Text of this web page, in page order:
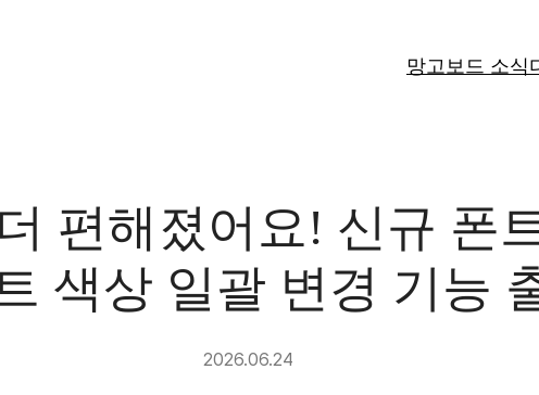
망고보드 소식
편해졌어요! 신규 폰
색상 일괄 변경 기능
2026.06.24